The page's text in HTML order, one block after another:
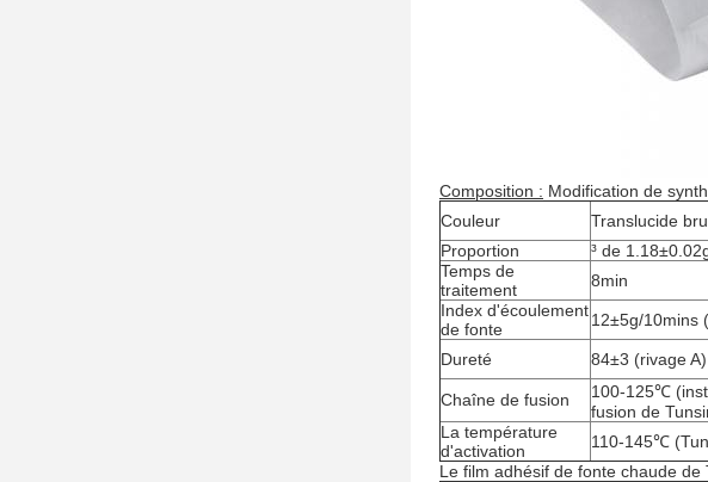
Composition : Modification de
Couleur
Translucide
Proportion
³ de
Temps de
traitement
8min
Index d'écoulement
de fonte
12±5g/10mins
Dureté
84±3 (rivage A)
Chaîne de fusion
100-125℃
fusion de
La température
d'activation
110-145℃
Le film adhésif de fonte chaude de